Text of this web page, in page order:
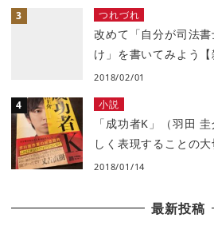
つれづれ
改めて「自分が司法
け」を書いてみよう【
2018/02/01
小説
「成功者K」（羽田
しく表現することの
2018/01/14
最新投稿